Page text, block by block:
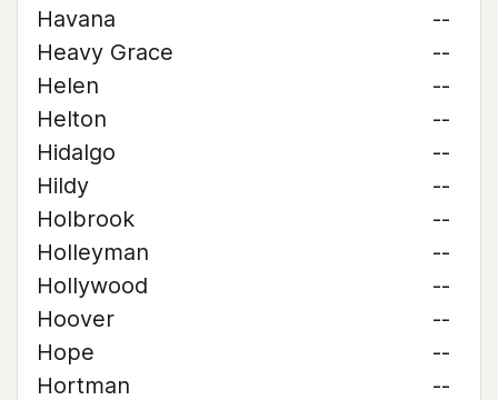
Havana
--
Heavy Grace
--
Helen
--
Helton
--
Hidalgo
--
Hildy
--
Holbrook
--
Holleyman
--
Hollywood
--
Hoover
--
Hope
--
Hortman
--